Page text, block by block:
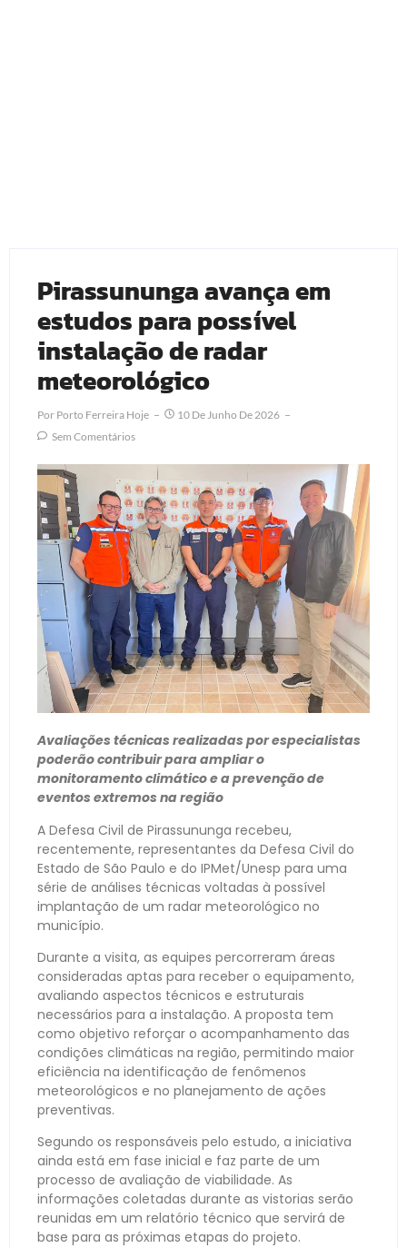
Pirassununga avança em
estudos para possível
instalação de radar
meteorológico
Por Porto Ferreira Hoje
10 De Junho De 2026
Sem Comentários
Avaliações técnicas realizadas por especialistas
poderão contribuir para ampliar o
monitoramento climático e a prevenção de
eventos extremos na região
A Defesa Civil de Pirassununga recebeu,
recentemente, representantes da Defesa Civil do
Estado de São Paulo e do IPMet/Unesp para uma
série de análises técnicas voltadas à possível
implantação de um radar meteorológico no
município.
Durante a visita, as equipes percorreram áreas
consideradas aptas para receber o equipamento,
avaliando aspectos técnicos e estruturais
necessários para a instalação. A proposta tem
como objetivo reforçar o acompanhamento das
condições climáticas na região, permitindo maior
eficiência na identificação de fenômenos
meteorológicos e no planejamento de ações
preventivas.
Segundo os responsáveis pelo estudo, a iniciativa
ainda está em fase inicial e faz parte de um
processo de avaliação de viabilidade. As
informações coletadas durante as vistorias serão
reunidas em um relatório técnico que servirá de
base para as próximas etapas do projeto.